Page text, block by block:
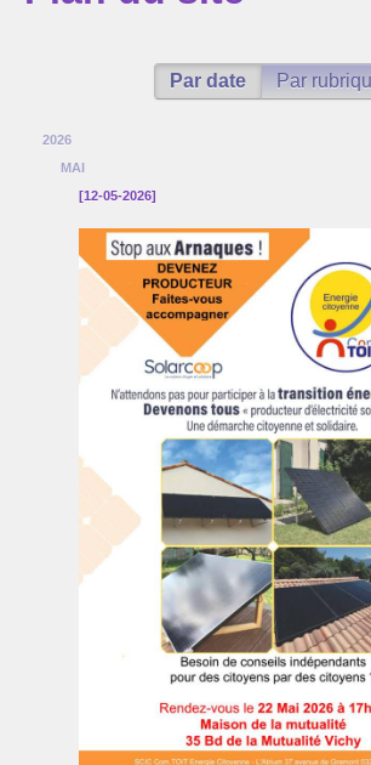
Agenda
Actualité
Réflexions sur l’énergie ...
Suivi de la production de nos
La lettre d’infos
Par date Par
2026
MAI
[12-05-2026]